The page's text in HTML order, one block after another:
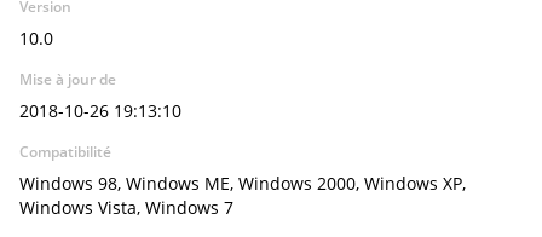
Version
10.0
Mise à jour de
2018-10-26 19:13:10
Compatibilité
Windows 98, Windows ME, Windows 2000, Windows XP,
Windows Vista, Windows 7